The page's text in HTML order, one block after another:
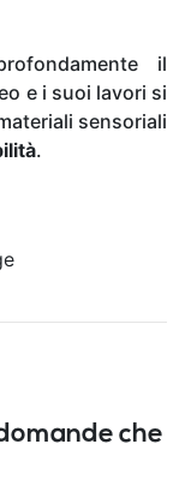
il
e i suoi lavori si
sensoriali
.
che